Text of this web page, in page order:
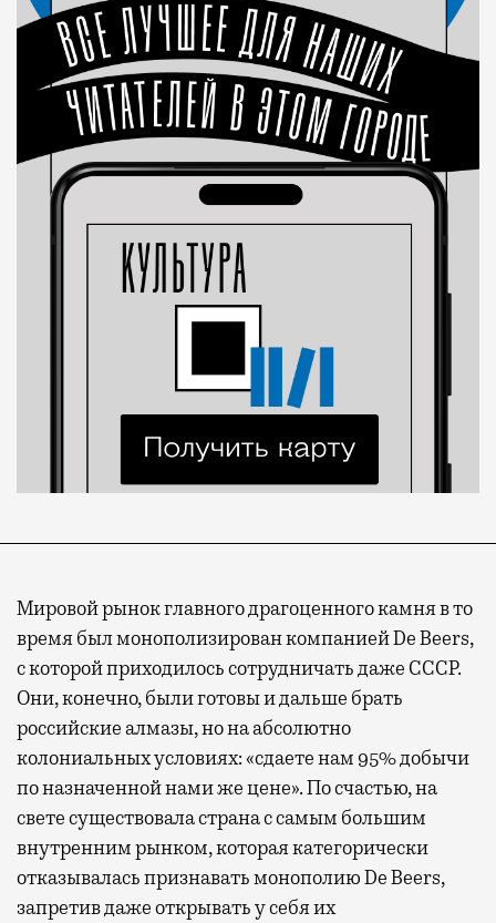
Мировой рынок главного драгоценного камня в то
время был монополизирован компанией De Beers,
с которой приходилось сотрудничать даже СССР.
Они, конечно, были готовы и дальше брать
российские алмазы, но на абсолютно
колониальных условиях: «сдаете нам 95% добычи
по назначенной нами же цене». По счастью, на
свете существовала страна с самым большим
внутренним рынком, которая категорически
отказывалась признавать монополию De Beers,
запретив даже открывать у себя их